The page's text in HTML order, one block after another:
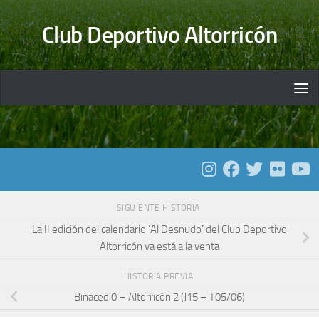
Saltar al contenido
Club Deportivo Altorricón
SIGUIENTE HISTORIA
La II edición del calendario ʻAl Desnudoʼ del Club Deportivo
Altorricón ya está a la venta
HISTORIA PREVIA
Binaced 0 – Altorricón 2 (J15 – T05/06)